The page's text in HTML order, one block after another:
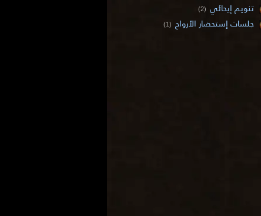
تنويم إيحائي (2)
جلسات إستحضار الأرواح (1)